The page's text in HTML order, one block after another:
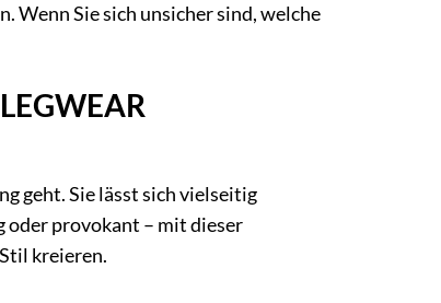
Wenn Sie sich unsicher sind, welche
geht. Sie lässt sich vielseitig
oder provokant – mit dieser
kreieren.